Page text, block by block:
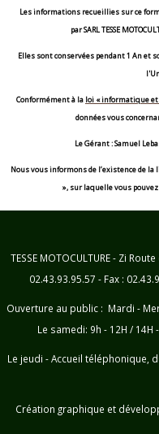
Les informations recueillies sur ce
parSARL TESSE
Elles sont conservées pendant1 Anet
Conformément à la loi « informatique
données vous
Le Gérant : Samuel
Nous vous informons de l’existence de
», sur laquelle vous
TESSE MOTOCULTURE - Zi
02.43.93.95.57 - Fax :
Ouverture au public : Mardi -
Le samedi: 9h - 12H / 14H
Le jeudi - Accueil téléphonique,
Création graphique et